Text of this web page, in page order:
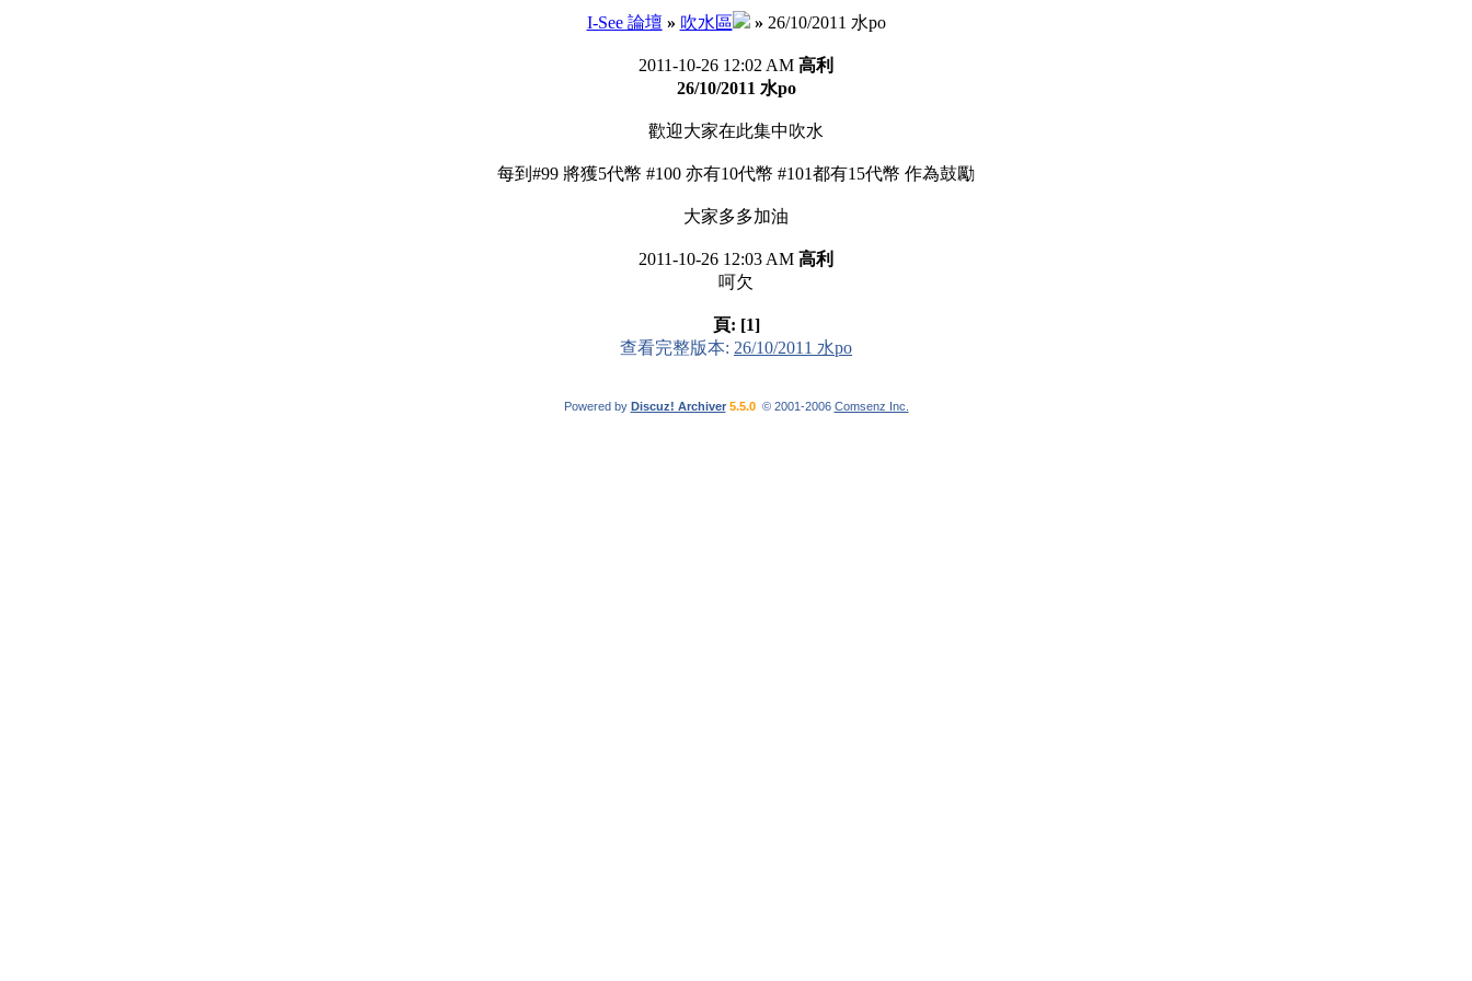
I-See 論壇 » 吹水區 » 26/10/2011 水po
2011-10-26 12:02 AM 高利
26/10/2011 水po
歡迎大家在此集中吹水
每到#99 將獲5代幣 #100 亦有10代幣 #101都有15代幣 作為鼓勵
大家多多加油
2011-10-26 12:03 AM 高利
呵欠
頁: [1]
查看完整版本: 26/10/2011 水po
Powered by Discuz! Archiver 5.5.0© 2001-2006 Comsenz Inc.